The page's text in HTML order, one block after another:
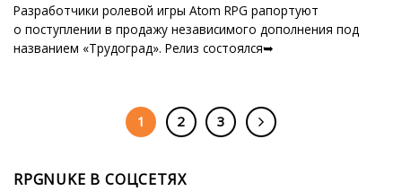
Разработчики ролевой игры Atom RPG рапортуют
о поступлении в продажу независимого дополнения под
названием «Трудоград». Релиз состоялся➥
1 2 3
RPGNUKE В СОЦСЕТЯХ